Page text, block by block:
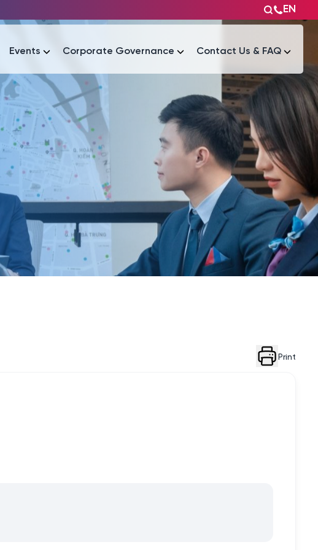
EN
Sự kiện
Events Corporate Governance Contact Us & FAQ
Tài liệu
Print